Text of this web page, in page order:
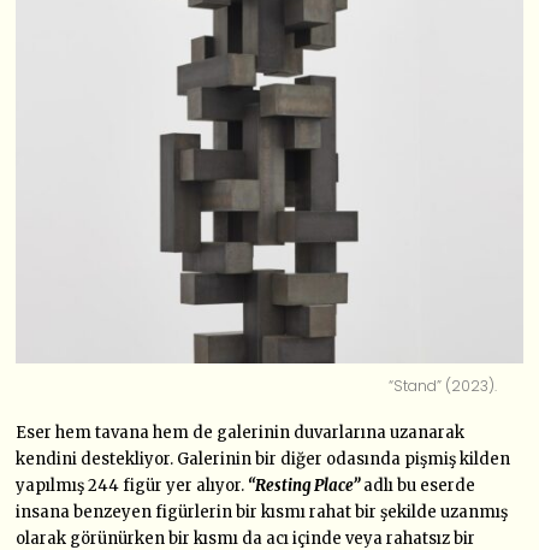
“Stand” (2023).
Eser hem tavana hem de galerinin duvarlarına uzanarak
kendini destekliyor. Galerinin bir diğer odasında pişmiş kilden
yapılmış 244 figür yer alıyor. “Resting Place”adlı bu eserde
insana benzeyen figürlerin bir kısmı rahat bir şekilde uzanmış
olarak görünürken bir kısmı da acı içinde veya rahatsız bir